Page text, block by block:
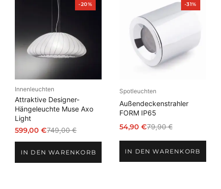
-20%Produkt
im
Innenleuchten
Attraktive Designer-
Hängeleuchte Muse Axo
Light
749,00€
Ursprünglicher
war:
599,00€
Aktueller
ist:IN DEN WARENKORB
-31%Produkt
im
Spotleuchten
Außendeckenstrahler
FORM IP65
79,90€
Ursprünglicher
Preis
war:
79,90 €
54,90 €
Aktueller
Preis
ist:
54,90 €.
IN DEN WARENKORB